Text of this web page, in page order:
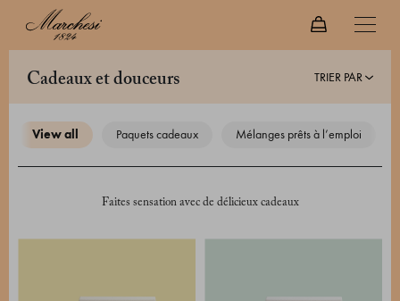
cadeaux et douceurs TRIER PAR
view all paquets cadeaux mélanges prêts à l’emploi
Faites sensation avec de délicieux cadeaux